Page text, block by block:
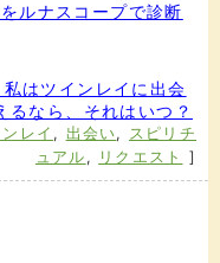
ルナスコープで診断
私はツインレイに出会
るなら、それはいつ？
レイ , 出会い, スピリチ
ュアル , リクエスト ]